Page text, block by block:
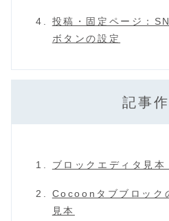
投稿・固定ページ：
ボタンの設定
記事
ブロックエディタ見
Cocoonタブブロッ
見本